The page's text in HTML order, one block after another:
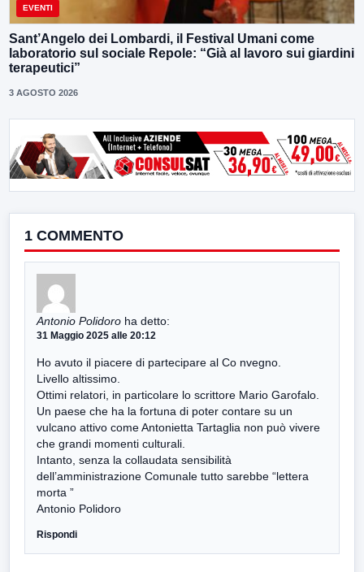
EVENTI
Sant’Angelo dei Lombardi, il Festival Umani come
laboratorio sul sociale Repole: “Già al lavoro sui giardini
terapeutici”
3 AGOSTO 2026
1 COMMENTO
Antonio Polidoro ha detto:
31 Maggio 2025 alle 20:12
Ho avuto il piacere di partecipare al Co nvegno.
Livello altissimo.
Ottimi relatori, in particolare lo scrittore Mario Garofalo.
Un paese che ha la fortuna di poter contare su un
vulcano attivo come Antonietta Tartaglia non può vivere
che grandi momenti culturali.
Intanto, senza la collaudata sensibilità
dell’amministrazione Comunale tutto sarebbe “lettera
morta ”
Antonio Polidoro
Rispondi